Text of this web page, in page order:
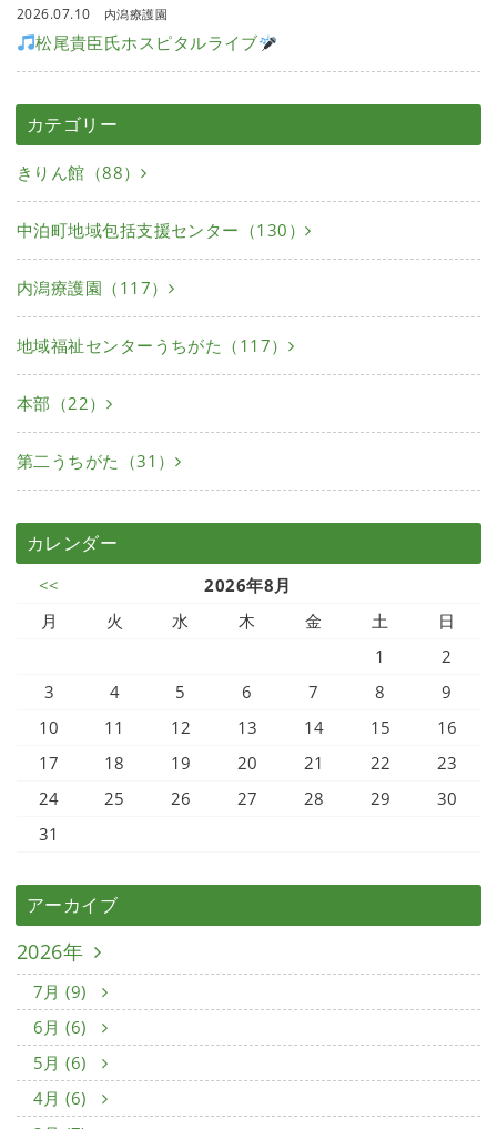
2026.07.10 内潟療護園
松尾貴臣氏ホスピタルライブ
カテゴリー
きりん館（88）
中泊町地域包括支援センター（130）
内潟療護園（117）
地域福祉センターうちがた（117）
本部（22）
第二うちがた（31）
カレンダー
<<
2026年8月
月
火 水 木 金 土
日
1
2
3
4 5 6 7 8
9
10
11 12 13 14 15
16
17
18 19 20 21 22
23
24
25 26 27 28 29
30
31
アーカイブ
2026年
7月 (9)
6月 (6)
5月 (6)
4月 (6)